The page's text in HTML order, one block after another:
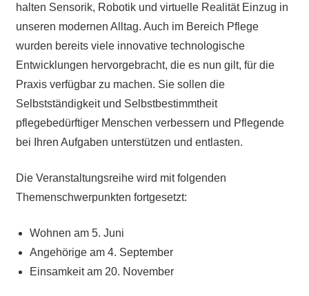
halten Sensorik, Robotik und virtuelle Realität Einzug in
unseren modernen Alltag. Auch im Bereich Pflege
wurden bereits viele innovative technologische
Entwicklungen hervorgebracht, die es nun gilt, für die
Praxis verfügbar zu machen. Sie sollen die
Selbstständigkeit und Selbstbestimmtheit
pflegebedürftiger Menschen verbessern und Pflegende
bei Ihren Aufgaben unterstützen und entlasten.
Die Veranstaltungsreihe wird mit folgenden
Themenschwerpunkten fortgesetzt:
Wohnen am 5. Juni
Angehörige am 4. September
Einsamkeit am 20. November